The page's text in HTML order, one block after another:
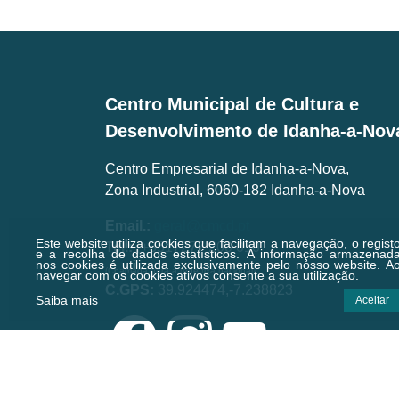
Este website utiliza cookies que facilitam a navegação, o
e a recolha de dados estatísticos.A informação armazenada
nos cookies é utilizada exclusivamente pelo nosso website.
navegar com os cookies ativos consente a sua utilização.
Saiba mais
Aceitar
Centro Municipal de Cultura e
Desenvolvimento de Idanha-a-
Centro Empresarial de Idanha-a-Nova,
Zona Industrial, 6060-182 Idanha-a-Nova
Email.:
Tel.: (+351) 277 200 010
(Chamada para a rede fixa nacional)
C.GPS: 39.924474,-7.238823